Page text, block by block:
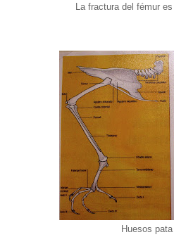
La fractura del fémur
Huesos